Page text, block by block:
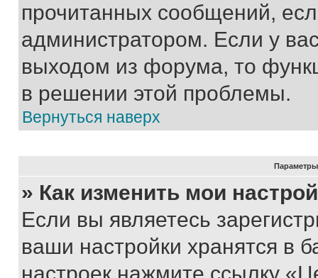
прочитанных сообщений,
администратором. Если у
выходом из форума, то
в решении этой проблемы.
Вернуться наверх
Параметры
» Как изменить мои
Если вы являетесь
ваши настройки хранятся в